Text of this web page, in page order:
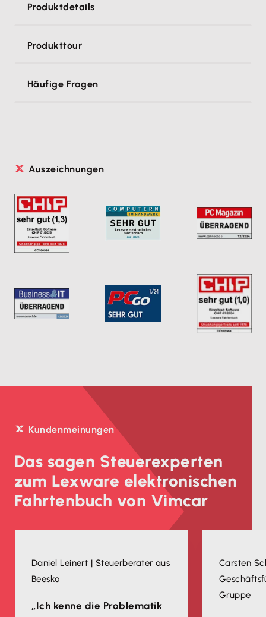
Produktdetails
Produkttour
Häufige Fragen
Auszeichnungen
Kundenmeinungen
Das sagen Steuerexperten
zum Lexware elektronischen
Fahrtenbuch von Vimcar
Daniel Leinert | Steuerberater aus
Beesko
„Ich kenne die Problematik
Carsten
Gruppe